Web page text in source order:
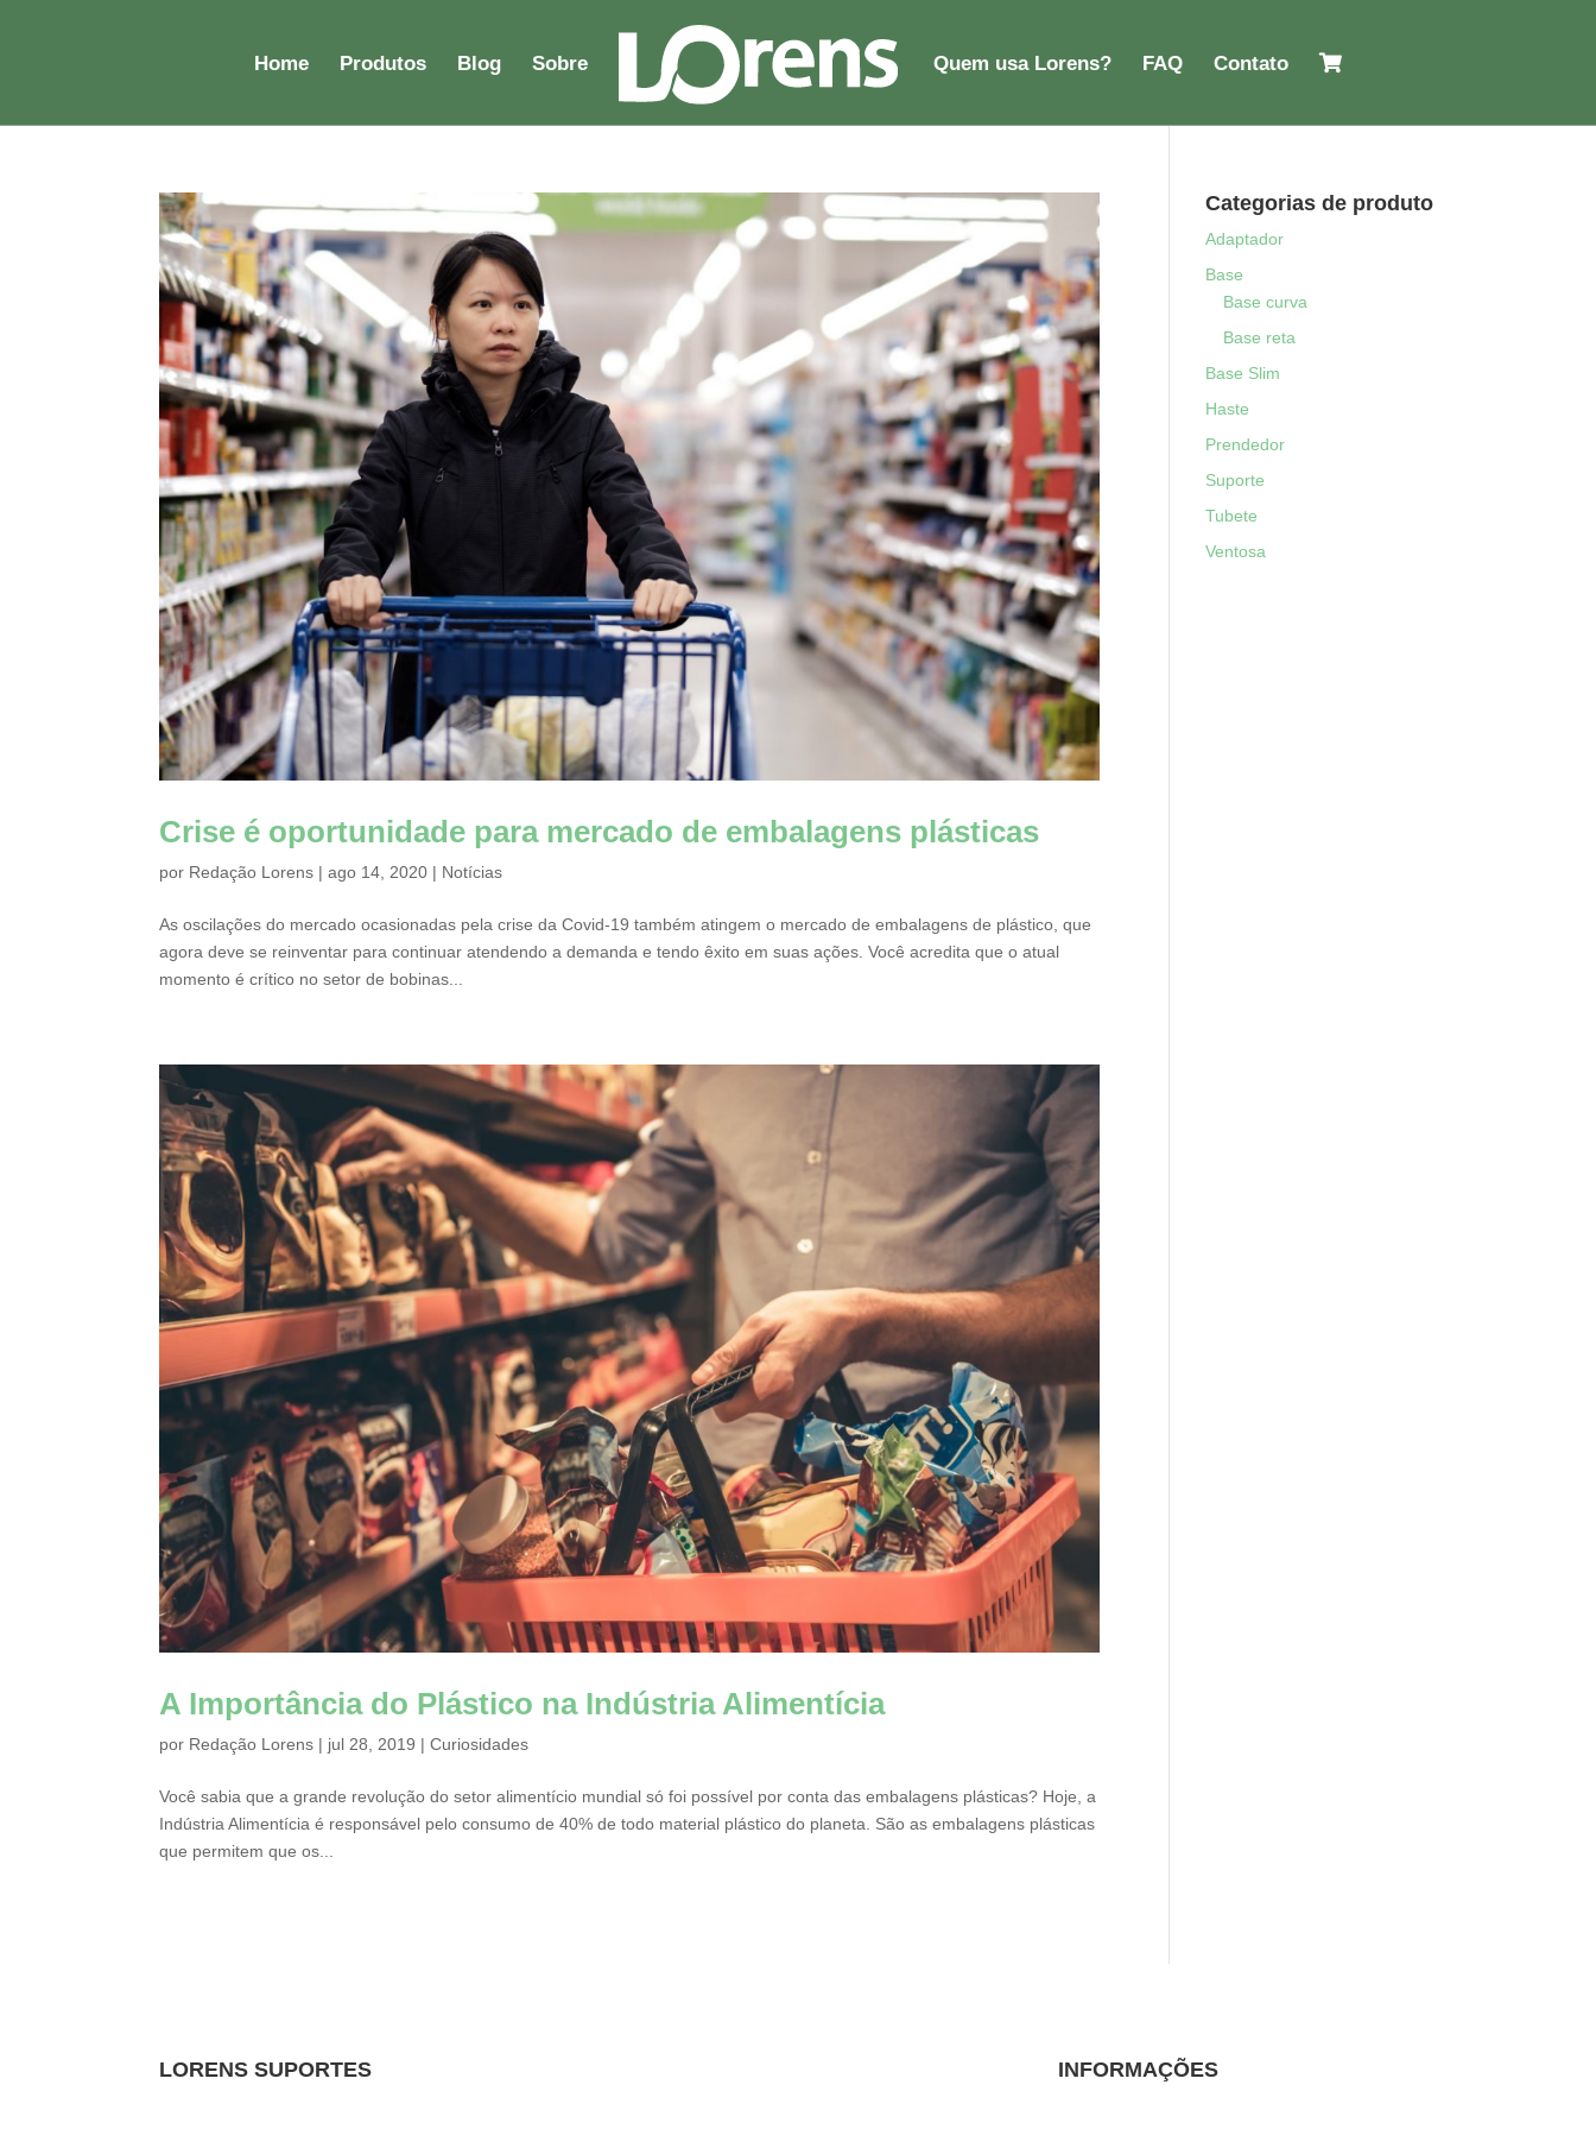
Home Produtos Blog Sobre Quem usa Lorens? FAQ Contato
Crise é oportunidade para mercado de embalagens plásticas
por Redação Lorens |ago 14, 2020 | Notícias
As oscilações do mercado ocasionadas pela crise da Covid-19 também atingem o mercado de embalagens de plástico, que
agora deve se reinventar para continuar atendendo a demanda e tendo êxito em suas ações. Você acredita que o atual
momento é crítico no setor de bobinas...
A Importância do Plástico na Indústria Alimentícia
por Redação Lorens | jul 28, 2019 |Curiosidades
Você sabia que a grande revolução do setor alimentício mundial só foi possível por conta das embalagens plásticas? Hoje, a
Indústria Alimentícia é responsável pelo consumo de 40% de todo material plástico do planeta. São as embalagens plásticas
que permitem que os...
Categorias de produto
Adaptador
Base
Base curva
Base reta
Base Slim
Haste
Prendedor
Suporte
Tubete
Ventosa
LORENS SUPORTES INFORMAÇÕES